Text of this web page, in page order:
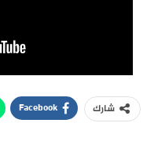
شارك Facebook